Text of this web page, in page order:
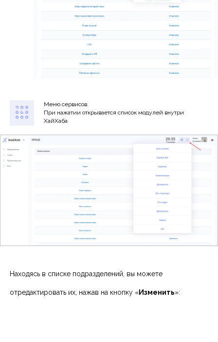
Меню сервисов.
При нажатии открывается список модулей внутри
ХайХаба
Находясь в списке подразделений, вы можете
отредактировать их, нажав на кнопку «Изменить»: